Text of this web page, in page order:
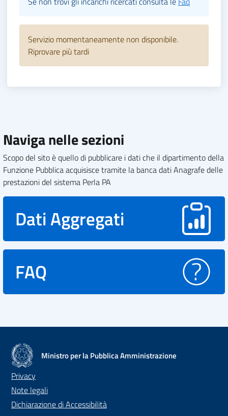
Servizio momentaneamente non disponibile.
Riprovare più tardi
Naviga nelle sezioni
Scopo del sito è quello di pubblicare i dati che il dipartimento della
Funzione Pubblica acquisisce tramite la banca dati Anagrafe delle
prestazioni del sistema Perla PA
Dati Aggregati
FAQ
Ministro per la Pubblica Amministrazione
Privacy
Note legali
Dichiarazione di Accessibilità